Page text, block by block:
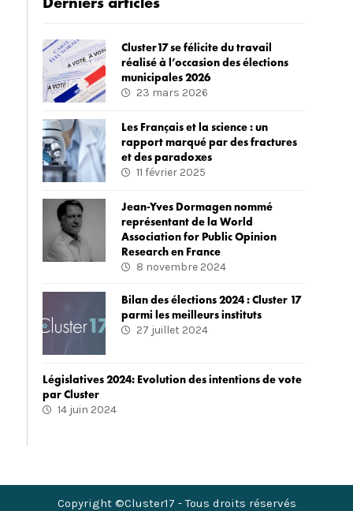
Cluster17 se félicite du travail
réalisé à l’occasion des élections
municipales 2026
23 mars 2026
Les Français et la science : un
rapport marqué par des fractures
et des paradoxes
11 février 2025
Jean-Yves Dormagen nommé
représentant de la World
Association for Public Opinion
Research en France
8 novembre 2024
Bilan des élections 2024 : Cluster 17
parmi les meilleurs instituts
27 juillet 2024
Législatives 2024: Evolution des intentions de vote
par Cluster
14 juin 2024
Copyright ©Cluster17 - Tous droits réservés